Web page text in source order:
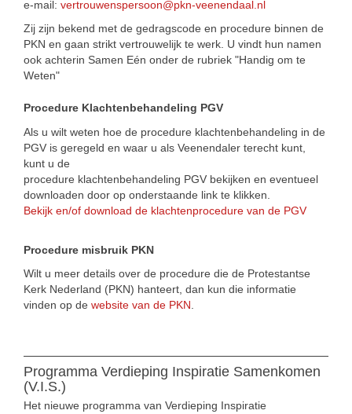
e-mail: vertrouwenspersoon@pkn-veenendaal.nl
Zij zijn bekend met de gedragscode en procedure binnen de
PKN en gaan strikt vertrouwelijk te werk. U vindt hun namen
ook achterin Samen Eén onder de rubriek "Handig om te
Weten"
Procedure Klachtenbehandeling PGV
Als u wilt weten hoe de procedure klachtenbehandeling in de
PGV is geregeld en waar u als Veenendaler terecht kunt,
kunt u de
procedure klachtenbehandeling PGV bekijken en eventueel
downloaden door op onderstaande link te klikken.
Bekijk en/of download de klachtenprocedure van de PGV
Procedure misbruik PKN
Wilt u meer details over de procedure die de Protestantse
Kerk Nederland (PKN) hanteert, dan kun die informatie
vinden op de website van de PKN
Programma Verdieping Inspiratie Samenkomen
(V.I.S.)
Het nieuwe programma van Verdieping Inspiratie